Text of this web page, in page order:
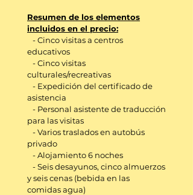
Resumen de los elementos
incluidos en el precio:
- Cinco visitas a centros
educativos
- Cinco visitas
culturales/recreativas
- Expedición del certificado de
asistencia
- Personal asistente de traducción
para las visitas
- Varios traslados en autobús
privado
- Alojamiento 6 noches
- Seis desayunos, cinco almuerzos
y seis cenas (bebida en las
comidas agua)